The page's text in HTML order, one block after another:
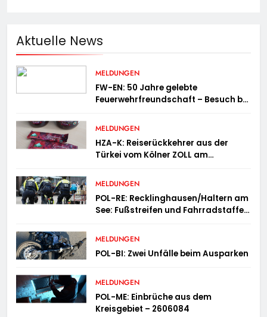
Aktuelle News
MELDUNGEN
FW-EN: 50 Jahre gelebte
Feuerwehrfreundschaft – Besuch bei
Österreich
MELDUNGEN
HZA-K: Reiserückkehrer aus der
Türkei vom Kölner ZOLL am
Potenzhonig erwischt / Gefährlicher
MELDUNGEN
POL-RE: Recklinghausen/Haltern am
See: Fußstreifen und Fahrradstaffel
MELDUNGEN
POL-BI: Zwei Unfälle beim Ausparken
MELDUNGEN
POL-ME: Einbrüche aus dem
Kreisgebiet – 2606084